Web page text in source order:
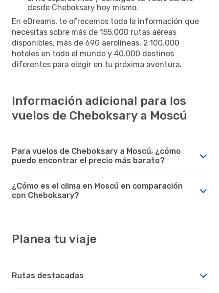
desde Cheboksary hoy mismo.
En eDreams, te ofrecemos toda la información que
necesitas sobre más de 155.000 rutas aéreas
disponibles, más de 690 aerolíneas, 2.100.000
hoteles en todo el mundo y 40.000 destinos
diferentes para elegir en tu próxima aventura.
Información adicional para los
vuelos de Cheboksary a Moscú
Para vuelos de Cheboksary a Moscú, ¿cómo
puedo encontrar el precio más barato?
¿Cómo es el clima en Moscú en comparación
con Cheboksary?
Planea tu viaje
Rutas destacadas